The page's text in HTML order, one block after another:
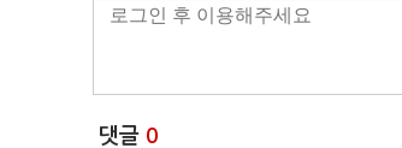
댓글 0